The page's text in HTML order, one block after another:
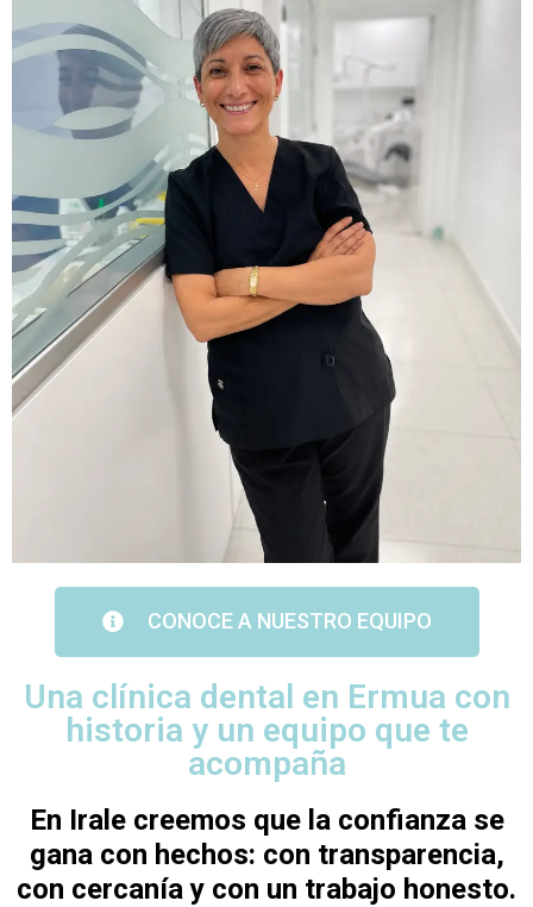
CONOCE A NUESTRO EQUIPO
Una clínica dental en Ermua con
historia y un equipo que te
acompaña
En Irale creemos que la confianza se
gana con hechos: con transparencia,
con cercanía y con un trabajo honesto.